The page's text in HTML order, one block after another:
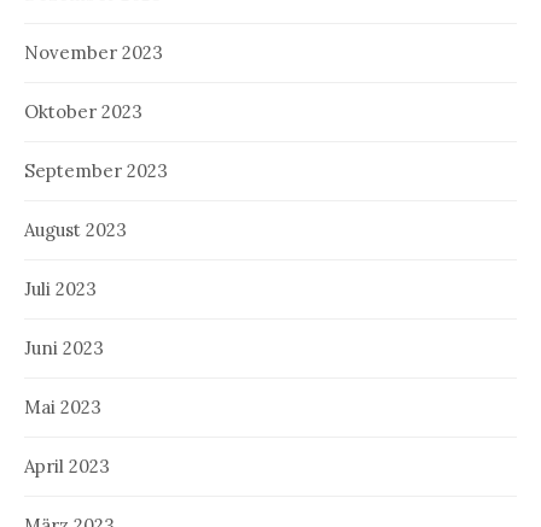
November 2023
Oktober 2023
September 2023
August 2023
Juli 2023
Juni 2023
Mai 2023
April 2023